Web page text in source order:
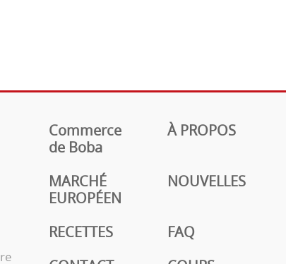
Commerce
de Boba
À PROPOS
MARCHÉ
EUROPÉEN
NOUVELLES
RECETTES
FAQ